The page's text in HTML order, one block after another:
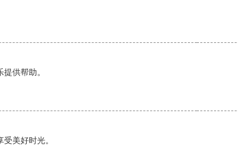
供帮助。
美好时光。